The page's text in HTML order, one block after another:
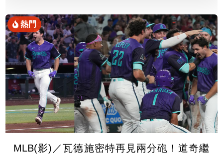
熱門
MLB(影)／瓦德施密特再見兩分砲！道奇繼